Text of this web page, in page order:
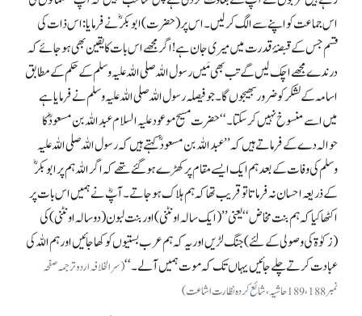
اس جماعت کو اپنے سے الگ کر لیں۔ اس پر (حضرت) ابوبکرؓنے فرمایا: اس ذات کی
قسم جس کے قبضۂ قدرت میں میری جان ہے! اگر مجھے اس بات کا یقین بھی ہو جائے کہ
درندے مجھے اچک لیں گے تب بھی مَیں رسول اللہ صلی اللہ علیہ وسلم کے حکم کے مطابق
اسامہ کے لشکر کو ضرور بھیجوں گا۔ جو فیصلہ رسول اللہ صلی اللہ علیہ وسلم نے فرمایا ہے
میں اسے منسوخ نہیں کر سکتا۔‘‘ حضرت مسیح موعود علیہ السلام عبداللہ بن مسعودؓ کا
حوالہ دے کے فرماتے ہیں کہ ’’عبداللہ بن مسعود ؓکہتے ہیں کہ رسول اللہ صلی اللہ علیہ
وسلم کی وفات کے بعد ہم ایک ایسے مقام پر کھڑے ہو گئے تھے کہ اگر اللہ ہم پر ابوبکرؓ
کے ذریعہ احسان نہ فرماتا تو قریب تھا کہ ہم ہلاک ہو جاتے۔ آپؓ نے ہمیں اس بات پر
اکٹھا کیا کہ ہم بنت مخاض‘‘ یعنی ’’(ایک سالہ اونٹنی) اور بنت لبون (دو سالہ اونٹنی) کی
(زکوٰة کی وصولی کے لئے) جنگ لڑیں اور یہ کہ ہم عرب بستیوں کو کھا جائیں اور ہم اللہ کی
عبادت کرتے چلے جائیں یہاں تک کہ موت ہمیں آ لے۔‘‘(سر الخلافہ اردو ترجمہ صفحہ
نمبر 189،188 حاشیہ، شائع کردہ نظارت اشاعت)